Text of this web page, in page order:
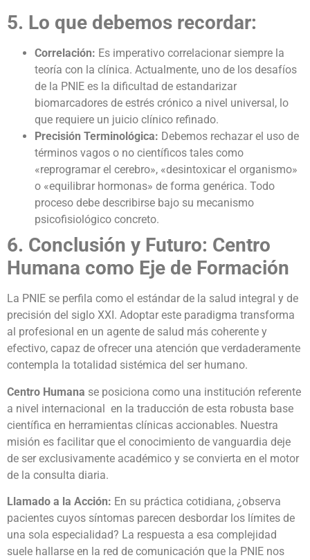
5. Lo que debemos recordar:
Correlación: Es imperativo correlacionar siempre la
teoría con la clínica. Actualmente, uno de los desafíos
de la PNIE es la dificultad de estandarizar
biomarcadores de estrés crónico a nivel universal, lo
que requiere un juicio clínico refinado.
Precisión Terminológica: Debemos rechazar el uso de
términos vagos o no científicos tales como
«reprogramar el cerebro», «desintoxicar el organismo»
o «equilibrar hormonas» de forma genérica. Todo
proceso debe describirse bajo su mecanismo
psicofisiológico concreto.
6. Conclusión y Futuro: Centro
Humana como Eje de Formación
La PNIE se perfila como el estándar de la salud integral y de
precisión del siglo XXI. Adoptar este paradigma transforma
al profesional en un agente de salud más coherente y
efectivo, capaz de ofrecer una atención que verdaderamente
contempla la totalidad sistémica del ser humano.
Centro Humana se posiciona como una institución referente
a nivel internacional en la traducción de esta robusta base
científica en herramientas clínicas accionables. Nuestra
misión es facilitar que el conocimiento de vanguardia deje
de ser exclusivamente académico y se convierta en el motor
de la consulta diaria.
Llamado a la Acción: En su práctica cotidiana, ¿observa
pacientes cuyos síntomas parecen desbordar los límites de
una sola especialidad? La respuesta a esa complejidad
suele hallarse en la red de comunicación que la PNIE nos